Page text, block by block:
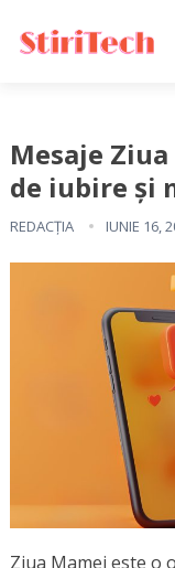
Mesaje
de iubire și
REDACȚIA IUNIE 16,
Ziua Mamei este o